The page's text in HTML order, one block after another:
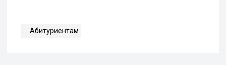
Абитуриентам